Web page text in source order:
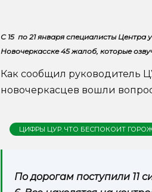
С 15 по 21 января специалисты
Новочеркасске 45 жалоб, которые
Как сообщил руководитель
новочеркасцев вошли
ЦИФРЫ ЦУР. ЧТО БЕСПОКОИТ
По дорогам поступили 11